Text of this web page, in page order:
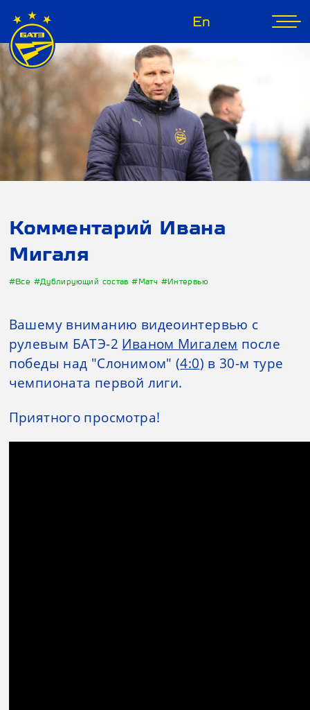
En
Комментарий Ивана
Мигаля
#Все #Дублирующий состав#Матч #Интервью
Вашему вниманию видеоинтервью с
рулевым БАТЭ-2 Иваном Мигалем после
победы над "Слонимом" (4:0) в 30-м туре
чемпионата первой лиги.
Приятного просмотра!